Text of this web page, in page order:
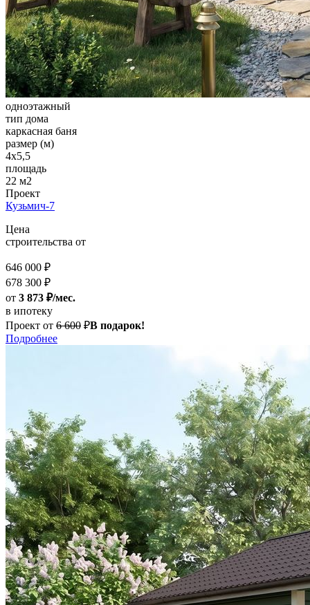
одноэтажный
тип дома
каркасная баня
размер (м)
4х5,5
площадь
22 м2
Проект
Кузьмич-7
Цена
строительства от
646 000 ₽
678 300 ₽
от 3 873 ₽/мес.
в ипотеку
Проект от 6 600 ₽В подарок!
Подробнее